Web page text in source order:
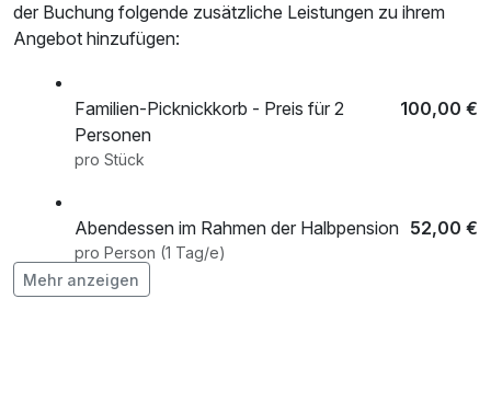
der Buchung folgende zusätzliche Leistungen zu ihrem
Angebot hinzufügen:
Familien-Picknickkorb - Preis für 2
Personen
100,00 €
pro Stück
Abendessen im Rahmen der Halbpension 52,00 €
pro Person (1 Tag/e)
E-Bike
Mehr anzeigen